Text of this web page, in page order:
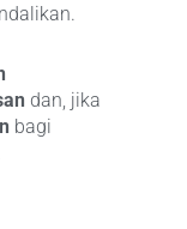
dan, jika
bagi